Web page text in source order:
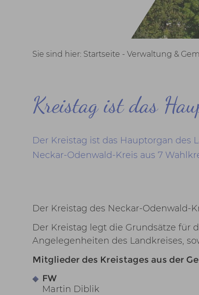
Sie sind hier: Startseite - Verwaltung &
Kreistag ist das
Der Kreistag ist das Hauptorgan des
Neckar-Odenwald-Kreis aus 7
Der Kreistag des Neckar-Odenwald-
Der Kreistag legt die Grundsätze für
Angelegenheiten des Landkreises,
Mitglieder des Kreistages aus der
FW
Martin Diblik